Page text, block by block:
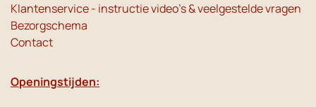
Klantenservice - instructie video's & veelgestelde vragen
Bezorgschema
Contact
Openingstijden: